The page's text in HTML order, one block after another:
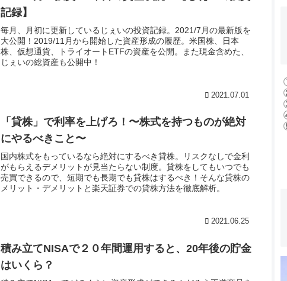
記録】
毎月、月初に更新しているじぇいの投資記録。2021/7月の最新版を
大公開！2019/11月から開始した資産形成の履歴。米国株、日本
株、仮想通貨、トライオートETFの資産を公開。また現金含めた、
じぇいの総資産も公開中！
2021.07.01
「貸株」で利率を上げろ！〜株式を持つものが絶対
にやるべきこと〜
国内株式をもっているなら絶対にするべき貸株。リスクなしで金利
がもらえるデメリットが見当たらない制度。貸株をしてもいつでも
売買できるので、短期でも長期でも貸株はするべき！そんな貸株の
メリット・デメリットと楽天証券での貸株方法を徹底解析。
2021.06.25
積み立てNISAで２０年間運用すると、20年後の貯金
はいくら？